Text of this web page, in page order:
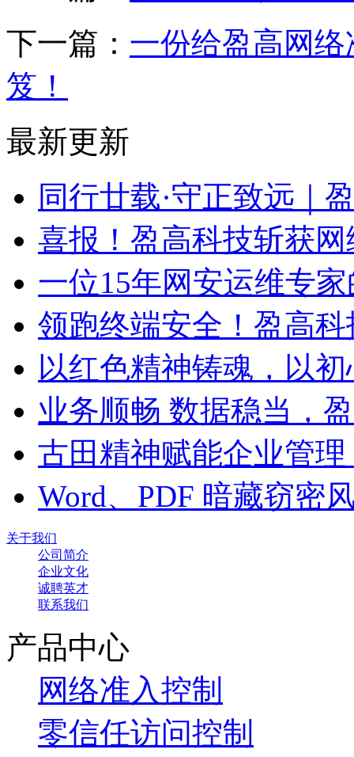
下一篇： 一份给盈高网
笈！
最新更新
同行廿载·守正致远｜
喜报！盈高科技斩获
一位15年网安运维专
领跑终端安全！盈高
以红色精神铸魂，以
业务顺畅 数据稳当，
古田精神赋能企业管
Word、PDF 暗藏窃密
关于我们
公司简介
企业文化
诚聘英才
联系我们
产品中心
网络准入控制
零信任访问控制